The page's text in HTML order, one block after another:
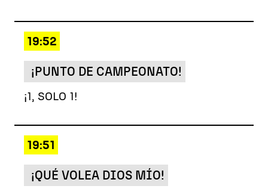
19:52
¡PUNTO DE CAMPEONATO!
¡1, SOLO 1!
19:51
¡QUÉ VOLEA DIOS MÍO!